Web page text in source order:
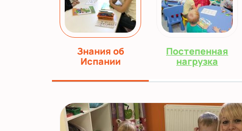
Знания об
Испании
Постепенная
нагрузка